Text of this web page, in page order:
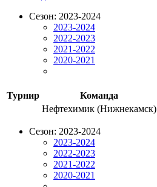
Сезон: 2023-2024
2023-2024
2022-2023
2021-2022
2020-2021
Турнир
Команда
Нефтехимик (Нижнекамск)
Сезон: 2023-2024
2023-2024
2022-2023
2021-2022
2020-2021